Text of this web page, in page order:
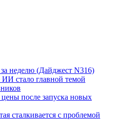
неделю (Дайджест N316)
стало главной темой
после запуска новых
сталкивается с проблемой